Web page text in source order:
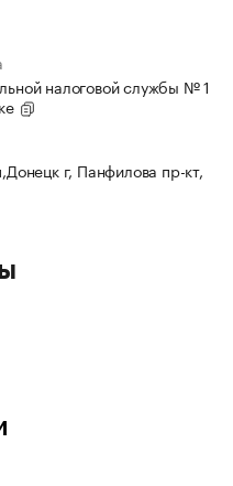
налоговой службы № 1
г, Панфилова пр-кт,